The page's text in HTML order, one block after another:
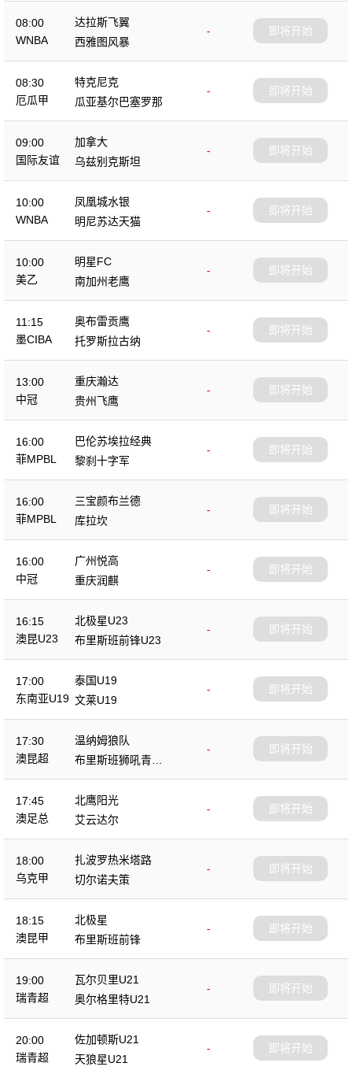
08:00
WNBA
达拉斯飞翼
-
西雅图风暴
即将开始
08:30
厄瓜甲
特克尼克
-
瓜亚基尔巴塞罗那
即将开始
09:00
国际友谊
加拿大
-
乌兹别克斯坦
即将开始
10:00
WNBA
凤凰城水银
-
明尼苏达天猫
即将开始
10:00
美乙
明星FC
-
南加州老鹰
即将开始
11:15
墨CIBA
奥布雷贡鹰
-
托罗斯拉古纳
即将开始
13:00
中冠
重庆瀚达
-
贵州飞鹰
即将开始
16:00
菲MPBL
巴伦苏埃拉经典
-
黎刹十字军
即将开始
16:00
菲MPBL
三宝颜布兰德
-
库拉坎
即将开始
16:00
中冠
广州悦高
-
重庆润麒
即将开始
16:15
澳昆U23
北极星U23
-
布里斯班前锋U23
即将开始
17:00
东南亚U19
泰国U19
-
文莱U19
即将开始
17:30
澳昆超
温纳姆狼队
-
布里斯班狮吼青年
队
即将开始
17:45
澳足总
北鹰阳光
-
艾云达尔
即将开始
18:00
乌克甲
扎波罗热米塔路
-
切尔诺夫策
即将开始
18:15
澳昆甲
北极星
-
布里斯班前锋
即将开始
19:00
瑞青超
瓦尔贝里U21
-
奥尔格里特U21
即将开始
20:00
瑞青超
佐加顿斯U21
-
天狼星U21
即将开始